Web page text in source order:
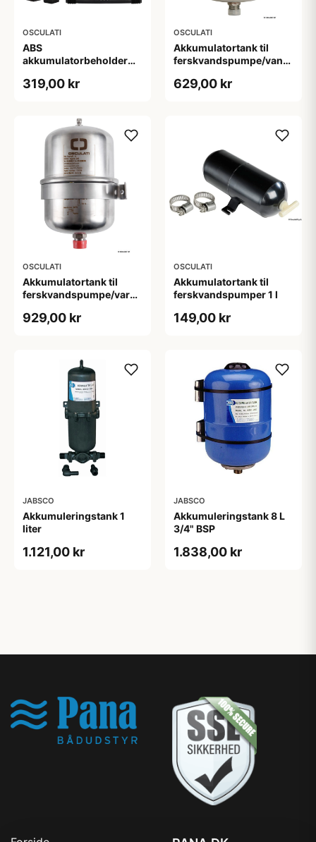
OSCULATI
ABS
akkumulatorbeholder
319,00 kr
OSCULATI
Akkumulatortank til
ferskvandspumpe/
629,00 kr
OSCULATI
Akkumulatortank til
ferskvandspumpe/varmtvandsbeholder
929,00 kr
OSCULATI
Akkumulatortank til
ferskvandspumper 1 l
149,00 kr
JABSCO
Akkumuleringstank 1
liter
1.121,00 kr
JABSCO
Akkumuleringstank 8 L
3/4" BSP
1.838,00 kr